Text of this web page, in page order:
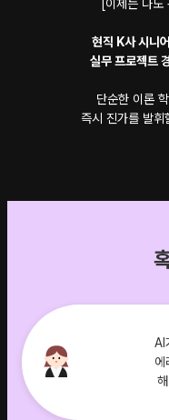
[이제는 나
현직 K사 시니
실무 프로젝트
단순한 이론
즉시 진가를 발
AI
에